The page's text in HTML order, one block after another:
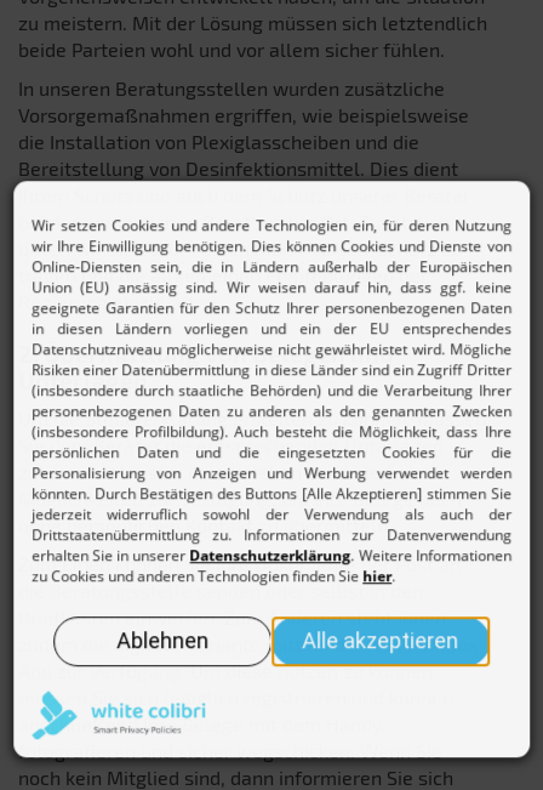
zu meistern. Mit der Lösung müssen sich letztendlich
beide Parteien wohl und vor allem sicher fühlen.
In unseren Beratungsstellen wurden zusätzliche
Vorsorgemaßnahmen ergriffen, wie beispielsweise
die Installation von Plexiglasscheiben und die
Bereitstellung von Desinfektionsmittel. Dies dient
bei der persönlichen Beratung vor Ort. Zusätzlich
bitten wir Sie darum einen Mund-Nasen-Schutz zu
tragen und die allgemeinen Empfehlungen der
Regierung einzuhalten.
2. Übermittlung von Belegen und
Unterlagen
Um die Steuererklärung erstellen zu können, müssen
Sie dem Berater die entsprechenden Unterlagen
zukommen lassen. Ihnen stehen verschiedene
Möglichkeiten zur Verfügung, um Ihre Belege auch
ohne persönlichen Kontakt zu übermitteln.
Zum Einen können Sie Ihre Dokumente per Post an
die Beratungsstelle senden oder selbst in den
Briefkasten einwerfen. Zum Anderen steht Ihnen
zudem die digitale Variante mittels der ALH Postbox
App zur Verfügung. Um diese nutzen zu können,
müssen Sie sich lediglich registrieren und können
anschließend Ihre Belege mit dem Handy
fotografieren und sicher wegschicken. Wenn Sie
noch kein Mitglied sind, dann informieren Sie sich